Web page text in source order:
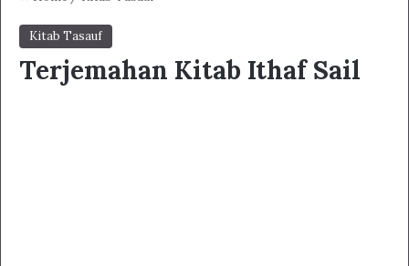
Kitab Tasauf
Terjemahan Kitab Ithaf Sail